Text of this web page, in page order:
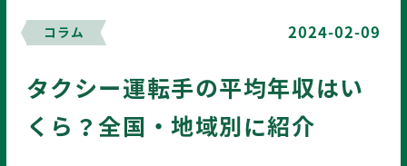
050-3623-2194
横須賀エリア
046-833-0001
コラム 2024-02-09
タクシー運転手の平均年収はい
くら？全国・地域別に紹介